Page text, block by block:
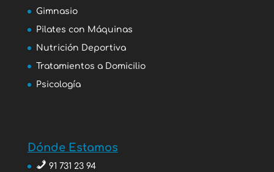
Gimnasio
Pilates con Máquinas
Nutrición Deportiva
Tratamientos a Domicilio
Psicología
Dónde Estamos
91 731 23 94